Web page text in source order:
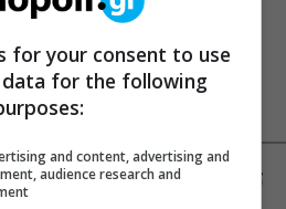
Αθήνα: 5 μαγαζιά που κάνουν τις
μοιάζουν λίγο πιο κοντά
for your consent to use
for the following
and content, advertising and
audience research and